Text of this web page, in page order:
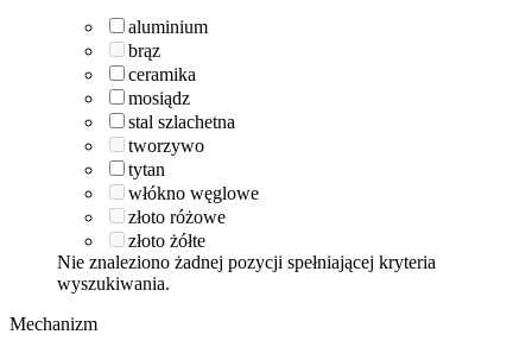
aluminium
brąz
ceramika
mosiądz
stal szlachetna
tworzywo
tytan
włókno węglowe
złoto różowe
złoto żółte
Nie znaleziono żadnej pozycji spełniającej kryteria
wyszukiwania.
Mechanizm